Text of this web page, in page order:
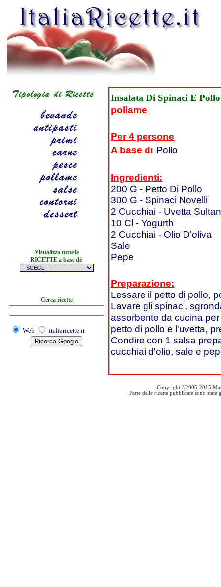
Visualizza tutte le
RICETTE a base di:
Cerca ricette
Web italiaricette.it
Insalata Di Spinaci E Pollo
pollame
Per 4 persone
A base di Pollo
Ingredienti:
200 G - Petto Di Pollo
300 G - Spinaci Novelli
2 Cucchiai - Uvetta
10 Cl - Yogurth
2 Cucchiai - Olio D'oliva
Sale
Pepe
Preparazione:
Lessare il petto di pollo,
Lavare gli spinaci,
assorbente da cucina
petto di pollo e l'uvetta,
Condire con 1 salsa
cucchiai d'olio, sale e
Copyright ©2005-2015
Parte delle ricette pubblicate sono state